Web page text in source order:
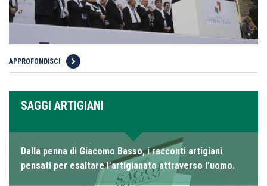
APPROFONDISCI
SAGGI ARTIGIANI
Dalla penna di Giacomo Basso, i racconti artigiani
pensati per esaltare l’artigianato attraverso l’uomo.